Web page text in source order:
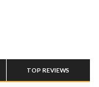
TOP REVIEWS